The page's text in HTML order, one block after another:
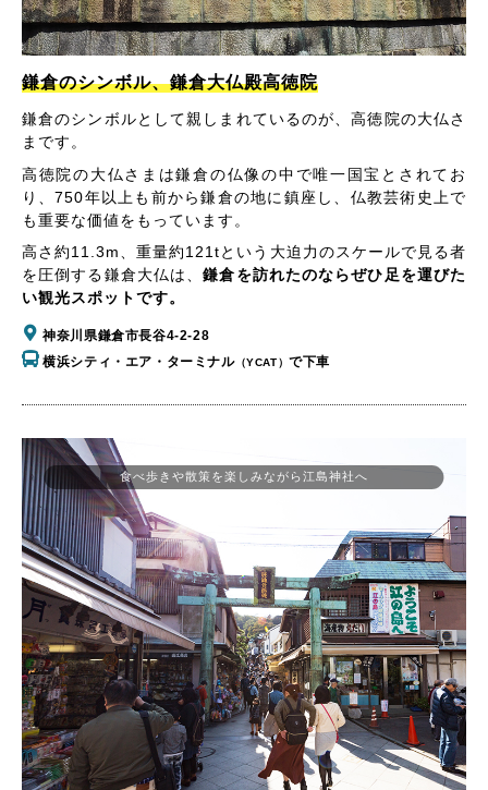
鎌倉のシンボル、鎌倉大仏殿高徳院
鎌倉のシンボルとして親しまれているのが、高徳院の大仏さ
まです。
高徳院の大仏さまは鎌倉の仏像の中で唯一国宝とされてお
り、750年以上も前から鎌倉の地に鎮座し、仏教芸術史上で
も重要な価値をもっています。
高さ約11.3m、重量約121tという大迫力のスケールで見る者
を圧倒する鎌倉大仏は、鎌倉を訪れたのならぜひ足を運びた
い観光スポットです。
神奈川県鎌倉市長谷4-2-28
横浜シティ・エア・ターミナル（YCAT）で下車
食べ歩きや散策を楽しみながら江島神社へ